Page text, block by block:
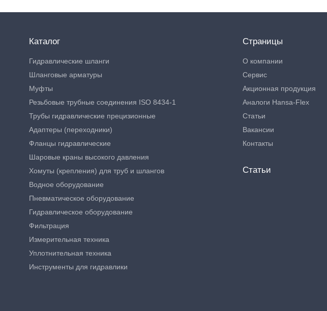
Каталог
Гидравлические шланги
Шланговые арматуры
Муфты
Резьбовые трубные соединения ISO 8434-1
Трубы гидравлические прецизионные
Адаптеры (переходники)
Фланцы гидравлические
Шаровые краны высокого давления
Хомуты (крепления) для труб и шлангов
Водное оборудование
Пневматическое оборудование
Гидравлическое оборудование
Фильтрация
Измерительная техника
Уплотнительная техника
Инструменты для гидравлики
Страницы
О компании
Сервис
Акционная продукция
Аналоги Hansa-Flex
Статьи
Вакансии
Контакты
Статьи